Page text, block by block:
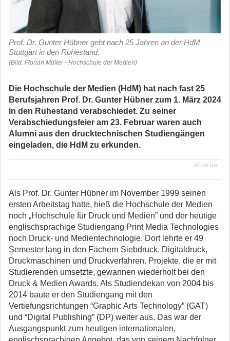
Prof. Dr. Gunter Hübner geht nach 25 Jahren an der HdM
Stuttgart in den Ruhestand.
(Bild: Florian Müller - Hochschule der Medien)
Die Hochschule der Medien (HdM) hat nach fast 25
Berufsjahren Prof. Dr. Gunter Hübner zum 1. März 2024
in den Ruhestand verabschiedet. Zu seiner
Verabschiedungsfeier am 23. Februar waren auch
Alumni aus den drucktechnischen Studiengängen
eingeladen, die HdM zu erkunden.
Anzeige
Als Prof. Dr. Gunter Hübner im November 1999 seinen
ersten Arbeitstag hatte, hieß die Hochschule der Medien
noch „Hochschule für Druck und Medien” und der heutige
englischsprachige Studiengang Print Media Technologies
noch Druck- und Medientechnologie. Dort lehrte er 49
Semester lang in den Fächern Siebdruck, Digitaldruck,
Druckmaschinen und Druckverfahren. Projekte, die er mit
Studierenden umsetzte, gewannen wiederholt bei den
Druck & Medien Awards. Als Studiendekan von 2004 bis
2014 baute er den Studiengang mit den
Vertiefungsrichtungen “Graphic Arts Technology” (GAT)
und “Digital Publishing” (DP) weiter aus. Das war der
Ausgangspunkt zum heutigen internationalen,